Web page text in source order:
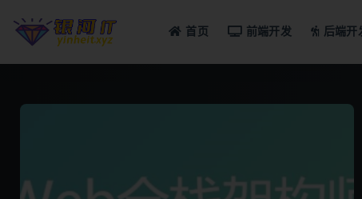
首页 前端开发 后端开